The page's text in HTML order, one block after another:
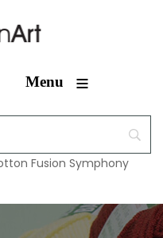
Menu ≡
Fusion Symphony